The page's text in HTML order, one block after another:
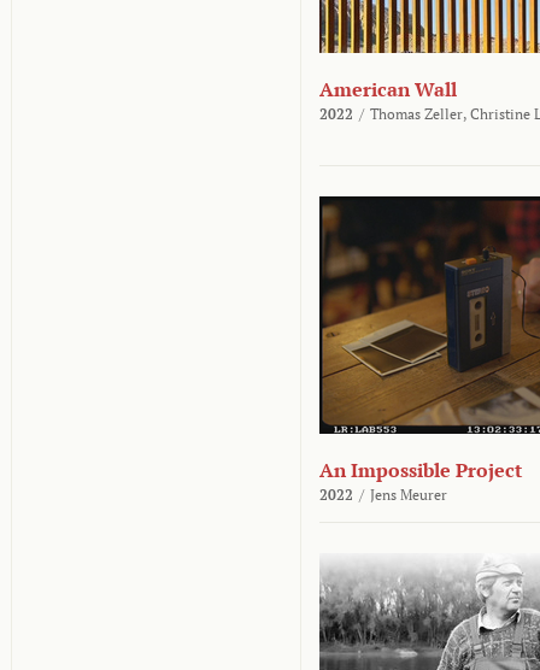
American Wall
2022 / Thomas Zeller, Christine
An Impossible Project
2022 / Jens Meurer